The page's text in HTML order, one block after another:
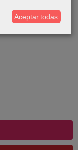
Aceptar todas